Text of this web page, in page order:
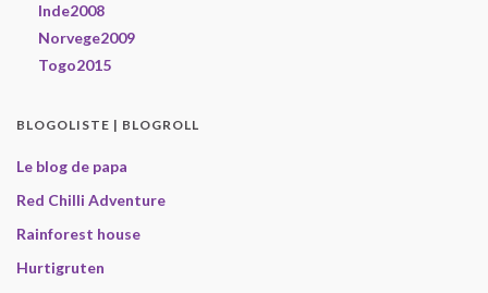
Inde2008
Norvege2009
Togo2015
BLOGOLISTE | BLOGROLL
Le blog de papa
Red Chilli Adventure
Rainforest house
Hurtigruten